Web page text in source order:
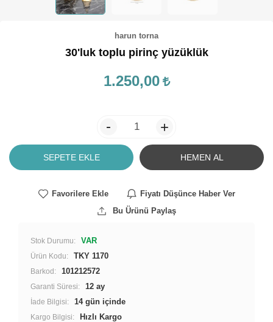
harun torna
30'luk toplu pirinç yüzüklük
1.250,00
- +
SEPETE EKLE HEMEN AL
Favorilere Ekle
Fiyatı Düşünce Haber Ver
Bu Ürünü Paylaş
Stok Durumu: VAR
Ürün Kodu: TKY 1170
Barkod: 101212572
Garanti Süresi: 12 ay
İade Bilgisi:
Kargo Bilgisi:
Hızlı Kargo